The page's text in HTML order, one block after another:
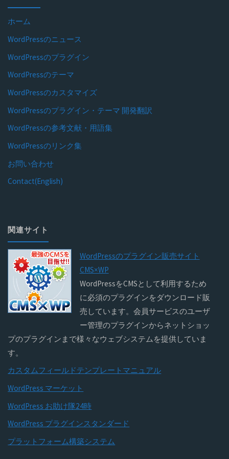
ホーム
WordPressのニュース
WordPressのプラグイン
WordPressのテーマ
WordPressのカスタマイズ
WordPressのプラグイン・テーマ 開発翻訳
WordPressの参考文献・用語集
WordPressのリンク集
お問い合わせ
Contact(English)
関連サイト
WordPressのプラグイン販売サイト
CMS×WP
WordPressをCMSとして利用するため
に必須のプラグインをダウンロード販
売しています。会員サービスのユーザ
ー管理のプラグインからネットショッ
プのプラグインまで様々なウェブシステムを提供していま
す。
カスタムフィールドテンプレートマニュアル
WordPress マーケット
WordPress お助け隊24時
WordPress プラグインスタンダード
プラットフォーム構築システム